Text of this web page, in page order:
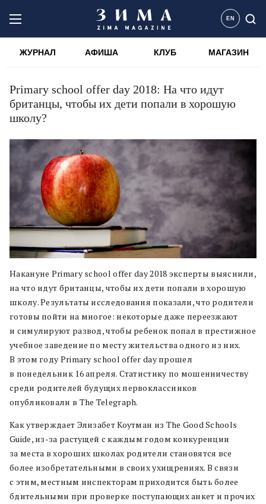
EN
ЖУРНАЛ АФИША КЛУБ МАГАЗИН
Primary school offer day 2018: На что идут
британцы, чтобы их дети попали в хорошую
школу?
Накануне Primary school offer day 2018 эксперты выяснили,
на что идут британцы, чтобы их дети попали в хорошую
школу. Результаты исследования показали, что родители
готовы пойти на многое: некоторые даже переезжают
и симулируют развод, чтобы ребенок попал в престижное
учебное заведение по месту жительства одного из них.
В этом году Primary school offer day прошел
в понедельник 16 апреля. Статистику по мошенничеству
среди родителей будущих первоклассников
опубликовали в The Telegraph.
Как утверждает Элизабет Коутман из The Good Schools
Guide, из-за растущей с каждым годом конкуренции
за места в хороших школах родители становятся все
более изобретательными в своих ухищрениях. В связи
с этим, местным инспекторам приходится быть более
бдительными при проверке поступающих анкет и прочих